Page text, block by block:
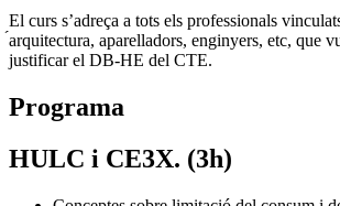
El curs s’adreça a tots els professionals
́arquitectura, aparelladors, enginyers, etc, que
justificar el DB-HE del CTE.
Programa
HULC i CE3X. (3h)